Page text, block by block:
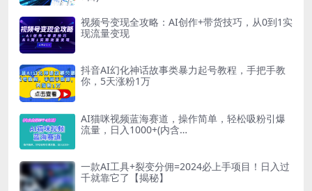
视频号变现全攻略：AI创作+带货技巧，从0到1实
现流量变现
抖音AI幻化神话故事类暴力起号教程，手把手教
你，5天涨粉1万
AI猫咪视频蓝海赛道，操作简单，轻松吸粉引爆
流量，日入1000+(内含…
一款AI工具+裂变分佣=2024必上手项目！日入过
千就靠它了【揭秘】